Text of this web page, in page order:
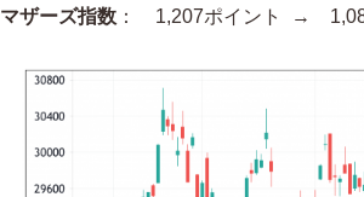
マザーズ指数： 1,207ポイント → 1,085